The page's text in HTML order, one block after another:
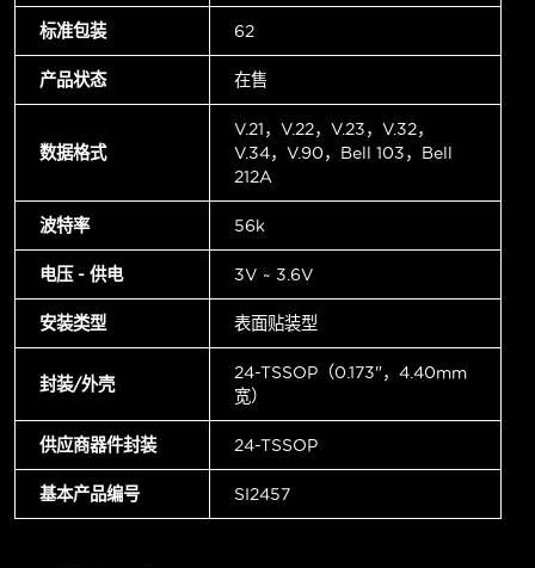
标准包装 62
产品状态 在售
数据格式
V.21，V.22，V.23，V.32，
V.34，V.90，Bell 103，Bell
212A
波特率 56k
电压 - 供电 3V ~ 3.6V
安装类型 表面贴装型
封装/外壳
24-TSSOP（0.173"，4.40mm
宽）
供应商器件封装 24-TSSOP
基本产品编号 SI2457